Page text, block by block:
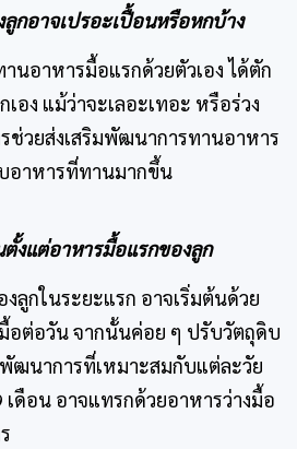
กอาจเปรอะเปื้อนหรือหกบ้าง
นอาหารมื้อแรกด้วยตัวเอง ได้ตัก
อง แม้ว่าจะเลอะเทอะ หรือร่วง
ช่วยส่งเสริมพัฒนาการทานอาหาร
อาหารที่ทานมากขึ้น
งแต่อาหารมื้อแรกของลูก
ลูกในระยะแรก อาจเริ่มต้นด้วย
อต่อวัน จากนั้นค่อย ๆ ปรับวัตถุดิบ
ฒนาการที่เหมาะสมกับแต่ละวัย
ดือน อาจแทรกด้วยอาหารว่างมื้อ